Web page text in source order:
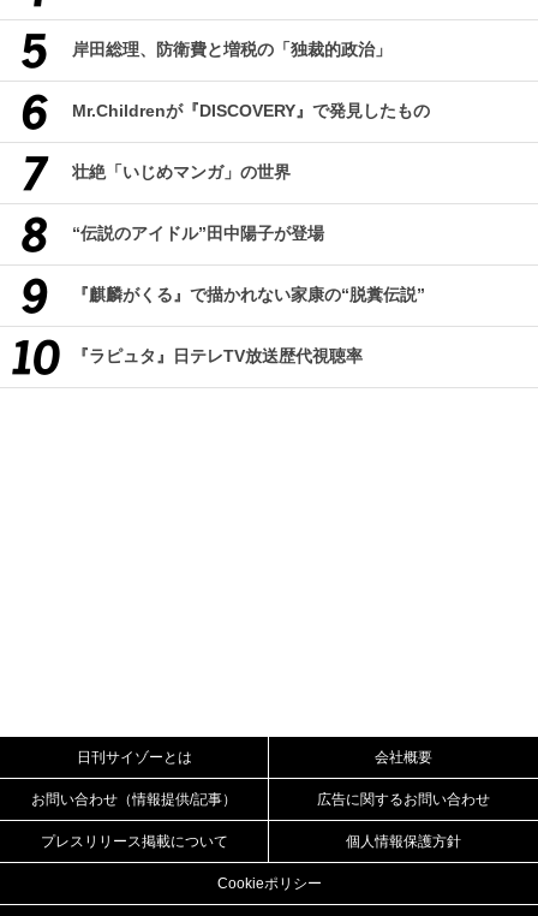
岸田総理、防衛費と増税の「独裁的政治」
Mr.Childrenが『DISCOVERY』で発見したもの
壮絶「いじめマンガ」の世界
“伝説のアイドル”田中陽子が登場
『麒麟がくる』で描かれない家康の“脱糞伝説”
『ラピュタ』日テレTV放送歴代視聴率
日刊サイゾーとは 会社概要
お問い合わせ（情報提供/記事） 広告に関するお問い合わせ
プレスリリース掲載について 個人情報保護方針
Cookieポリシー